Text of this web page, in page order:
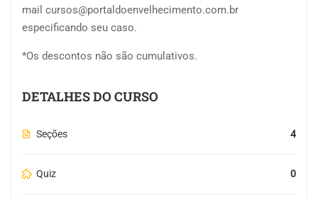
mail cursos@portaldoenvelhecimento.com.br
especificando seu caso.
*Os descontos não são cumulativos.
DETALHES DO CURSO
Seções 4
Quiz 0